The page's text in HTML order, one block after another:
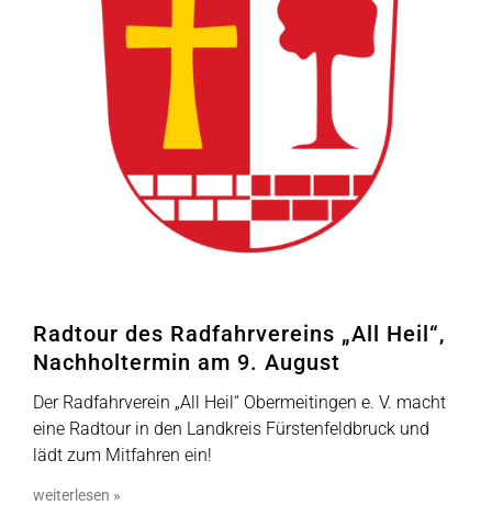
Radtour des Radfahrvereins „All Heil“,
Nachholtermin am 9. August
Der Radfahrverein „All Heil“ Obermeitingen e. V. macht
eine Radtour in den Landkreis Fürstenfeldbruck und
lädt zum Mitfahren ein!
weiterlesen »